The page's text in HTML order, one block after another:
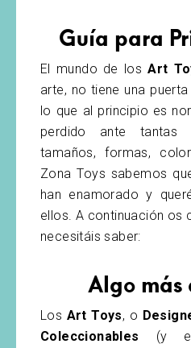
¿QUÉ SON LOS
Guía para
El mundo de losArt
arte, no tiene una
lo que al principio es
perdido ante tantas
tamaños, formas,
Zona Toys sabemos
han enamorado y
ellos. A continuación os
necesitáis saber:
Algo más
Los Art Toys, o
Coleccionables (y